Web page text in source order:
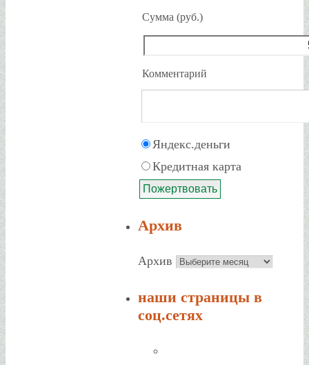
Сумма (руб.)
Комментарий
Яндекс.деньги
Кредитная карта
Архив
Архив
наши страницы в
соц.сетях